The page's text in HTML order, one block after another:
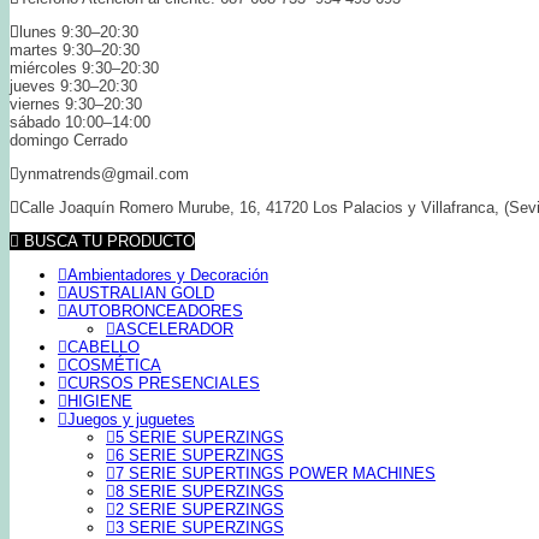
lunes 9:30–20:30
martes 9:30–20:30
miércoles 9:30–20:30
jueves 9:30–20:30
viernes 9:30–20:30
sábado 10:00–14:00
domingo Cerrado
ynmatrends@gmail.com
Calle Joaquín Romero Murube, 16, 41720 Los Palacios y Villafranca,
BUSCA TU PRODUCTO
Ambientadores y Decoración
AUSTRALIAN GOLD
AUTOBRONCEADORES
ASCELERADOR
CABELLO
COSMÉTICA
CURSOS PRESENCIALES
HIGIENE
Juegos y juguetes
5 SERIE SUPERZINGS
6 SERIE SUPERZINGS
7 SERIE SUPERTINGS POWER MACHINES
8 SERIE SUPERZINGS
2 SERIE SUPERZINGS
3 SERIE SUPERZINGS